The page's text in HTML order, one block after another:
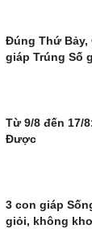
Đúng Thứ Bảy,
giáp Trúng Số
Từ 9/8 đến 17/
Được
3 con giáp
giỏi, không